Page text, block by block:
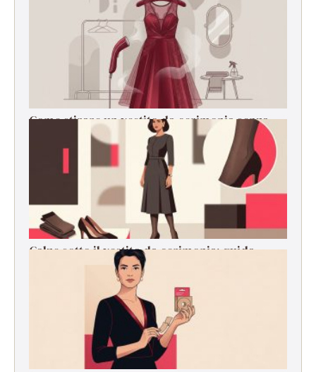
Come stirare un vestito da cerimonia senza
Calze sotto il vestito da cerimonia: guida